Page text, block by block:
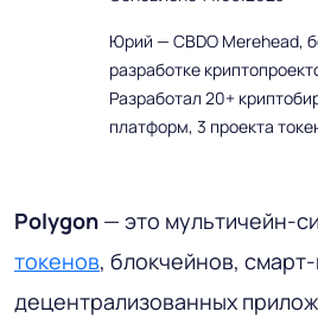
Юрий — CBDO Merehead,
разработке
Разработал 20+
платформ, 3 проекта
Polygon — это мультичейн-
токенов, блокчейнов,
децентрализованных